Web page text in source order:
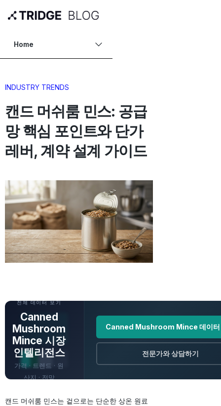
Home
INDUSTRY TRENDS
캔드 머쉬룸 민스: 공급
망 핵심 포인트와 단가
레버, 계약 설계 가이드
전체 데이터 보기
Canned
Mushroom
Mince 시장
인텔리전스
가격 · 트렌드 · 원
산지 · 전망
Canned Mushroom Mince 데이터
전문가와 상담하기
캔드 머쉬룸 민스는 겉으로는 단순한 상온 원료